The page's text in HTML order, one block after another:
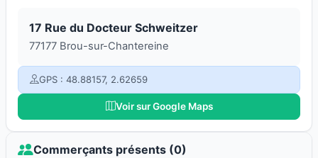
17 Rue du Docteur Schweitzer
77177 Brou-sur-Chantereine
GPS : 48.88157, 2.62659
Voir sur Google Maps
Commerçants présents (0)